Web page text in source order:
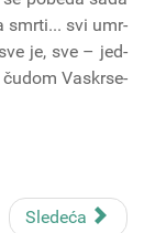
smr­ti... svi umr­
je, sve – jed­
čudom Vas­kr­se­
Sledeća